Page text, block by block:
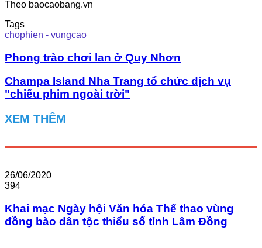
Theo baocaobang.vn
Tags
chophien - vungcao
Phong trào chơi lan ở Quy Nhơn
Champa Island Nha Trang tổ chức dịch vụ
"chiếu phim ngoài trời"
XEM THÊM
26/06/2020
394
Khai mạc Ngày hội Văn hóa Thể thao vùng
đồng bào dân tộc thiểu số tỉnh Lâm Đồng